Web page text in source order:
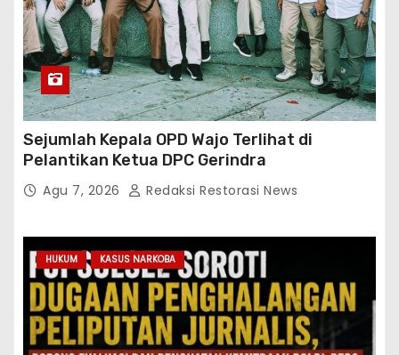
Sejumlah Kepala OPD Wajo Terlihat di
Pelantikan Ketua DPC Gerindra
Agu 7, 2026 Redaksi Restorasi News
HUKUM KASUS NARKOBA